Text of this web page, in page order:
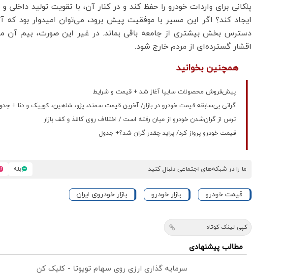
پلکانی برای واردات خودرو را حفظ کند و در کنار آن، با تقویت تولید داخلی و
ایجاد کند؟ اگر این مسیر با موفقیت پیش برود، می‌توان امیدوار بود که
دسترس بخش بیشتری از جامعه باقی بماند. در غیر این صورت، بیم
اقشار گسترده‌ای از مردم خارج شود.
همچنین بخوانید
پیش‌فروش محصولات سایپا آغاز شد + قیمت و شرایط
گرانی بی‌سابقه قیمت خودرو در بازار/ آخرین قیمت سمند، پژو، شاهین، کوییک و دنا +
ترس از گران‌شدن خودرو از میان رفته است / اختلاف روی کاغذ و کف بازار
قیمت خودرو پرواز کرد/ پراید چقدر گران شد؟+ جدول
ما را در شبکه‌های اجتماعی دنبال کنید بله
قیمت خودرو بازار خودرو بازار خودروی ایران
کپی لینک کوتاه
مطالب پیشنهادی
سرمایه گذاری ارزی روی سهام تویوتا - کلیک کن